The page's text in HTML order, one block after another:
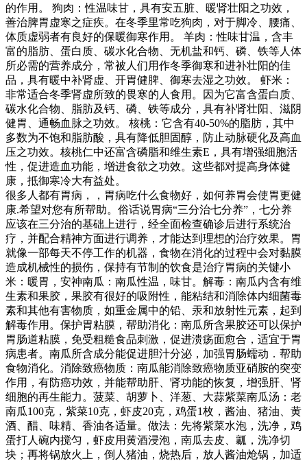
的作用。 狗肉：性温味甘，具有安五脏、暖肾壮阳之功效，
善治脾胃虚寒之症疾。在冬季里常吃狗肉，对于脚冷、腰痛、
体质虚弱者有良好的保暖御寒作用。 羊肉：性味甘温，含丰
富的脂肪、蛋白质、碳水化合物、无机盐和钙、磷、铁等人体
所必需的营养成分，常被人们用作冬季御寒和进补壮阳的佳
品，具有暖中补肾虚、开胃健脾、御寒去湿之功效。 虾米：
非常适合冬季肾虚所致的畏寒的人食用。因为它富含蛋白质、
碳水化合物、脂肪及钙、磷、铁等成分，具有补肾壮阳、滋阴
健胃、通畅血脉之功效。 核桃：它含有40-50%的脂肪，其中
多数为不饱和脂肪酸，具有降低胆固醇，防止动脉硬化及高血
压之功效。核桃仁中还富含磷脂和维生素E，具有增强细胞活
性，促进造血功能，增进食欲之功效。这些都对提高身体健
康，抵御寒冷大有益处。
很多人都有胃病，，胃病吃什么食物好，如何养胃会使胃更健
康.希望对您有所帮助。俗话说胃病“三分治七分养”，七分养
应该在三分治的基础上进行，经全面检查确诊后进行系统治
疗，并配合精神方面进行调养，才能达到理想的治疗效果。胃
就像一部每天不停工作的机器，食物在消化的过程中会对黏膜
造成机械性的损伤，保持有节制的饮食是治疗胃病的关键小
米：暖胃，安神南瓜：南瓜性温，味甘。解毒：南瓜内含有维
生素和果胶，果胶有很好的吸附性，能粘结和消除体内细菌毒
素和其他有害物质，如重金属中的铅、汞和放射性元素，起到
解毒作用。保护胃粘膜，帮助消化：南瓜所含果胶还可以保护
胃肠道粘膜，免受粗糙食品刺激，促进溃疡面愈合，适宜于胃
病患者。南瓜所含成分能促进胆汁分泌，加强胃肠蠕动．帮助
食物消化。消除致癌物质：南瓜能消除致癌物质亚硝胺的突变
作用，有防癌功效，并能帮助肝、肾功能的恢复，增强肝、肾
细胞的再生能力。菠菜、胡萝卜、洋葱、大蒜紫菜南瓜汤：老
南瓜100克，紫菜10克，虾皮20克，鸡蛋1枚，酱油、猪油、黄
酒、醋、味精、香油各适量。做法：先将紫菜水泡，洗净，鸡
蛋打人碗内搅匀，虾皮用黄酒浸泡，南瓜去皮、瓤，洗净切
块；再将锅放火上，倒人猪油，烧热后，放人酱油炝锅，加适